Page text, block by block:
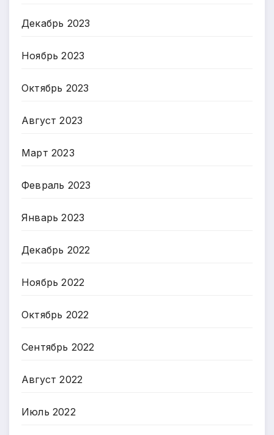
Декабрь 2023
Ноябрь 2023
Октябрь 2023
Август 2023
Март 2023
Февраль 2023
Январь 2023
Декабрь 2022
Ноябрь 2022
Октябрь 2022
Сентябрь 2022
Август 2022
Июль 2022